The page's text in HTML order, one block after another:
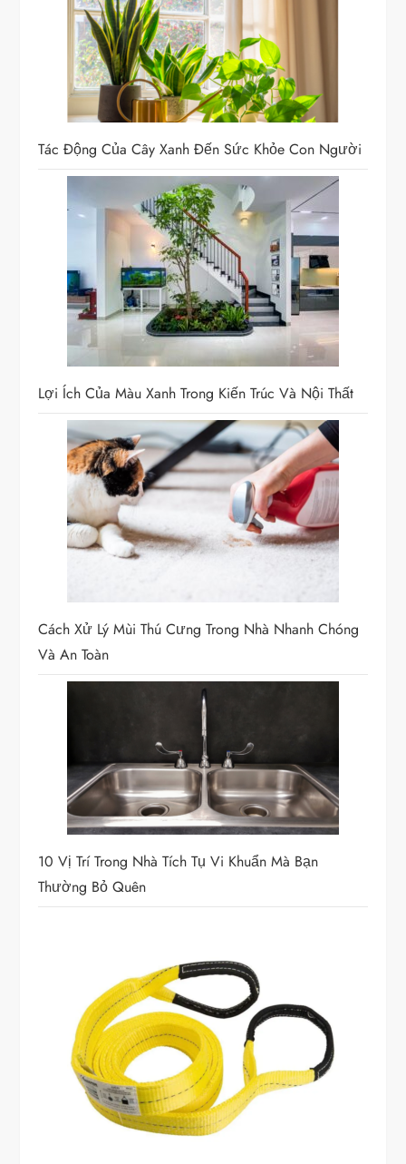
ế
Tác Động Của Cây Xanh Đến Sức Khỏe Con Người
Lợi Ích Của Màu Xanh Trong Kiến Trúc Và Nội Thất
Cách Xử Lý Mùi Thú Cưng Trong Nhà Nhanh Chóng
Và An Toàn
10 Vị Trí Trong Nhà Tích Tụ Vi Khuẩn Mà Bạn
Thường Bỏ Quên